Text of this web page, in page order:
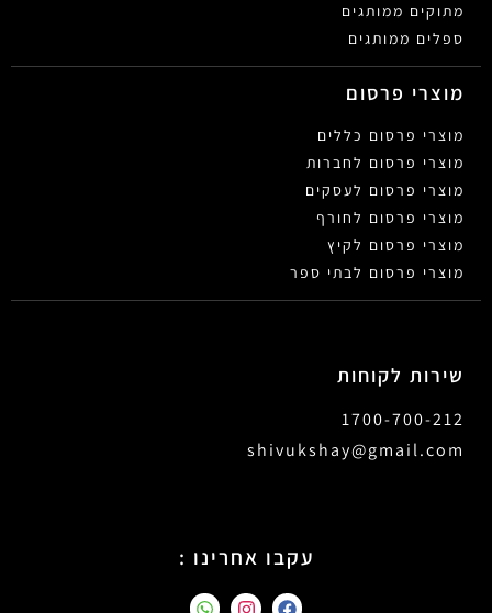
מתוקים ממותגים
ספלים ממותגים
מוצרי פרסום
מוצרי פרסום כללים
מוצרי פרסום לחברות
מוצרי פרסום לעסקים
מוצרי פרסום לחורף
מוצרי פרסום לקיץ
מוצרי פרסום לבתי ספר
שירות לקוחות
1700-700-212
shivukshay@gmail.com
עקבו אחרינו :